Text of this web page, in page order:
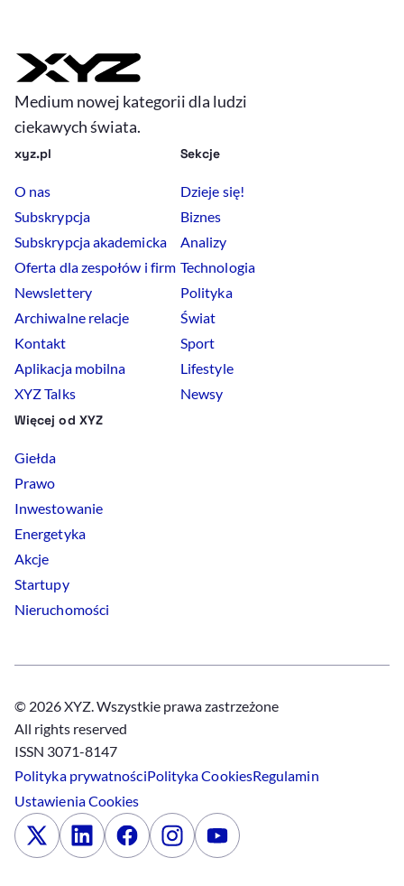
Medium nowej kategorii dla ludzi
ciekawych świata.
xyz.pl
O nas
Subskrypcja
Subskrypcja akademicka
Oferta dla zespołów i firm
Newslettery
Archiwalne relacje
Kontakt
Aplikacja mobilna
XYZ Talks
Sekcje
Dzieje się!
Biznes
Analizy
Technologia
Polityka
Świat
Sport
Lifestyle
Newsy
Więcej od XYZ
Giełda
Prawo
Inwestowanie
Energetyka
Akcje
Startupy
Nieruchomości
© 2026 XYZ. Wszystkie prawa zastrzeżone
All rights reserved
ISSN 3071-8147
Polityka prywatnościPolitykaCookiesRegulamin
UstawieniaCookies
x LinkedinFacebookInstagramYoutube